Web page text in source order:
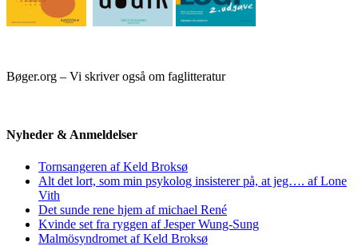
Bøger.org – Vi skriver også om faglitteratur
Nyheder & Anmeldelser
Tornsangeren af Keld Broksø
Alt det lort, som min psykolog insisterer på, at jeg…. af Lone
Vith
Det sunde rene hjem af michael René
Kvinde set fra ryggen af Jesper Wung-Sung
Malmösyndromet af Keld Broksø